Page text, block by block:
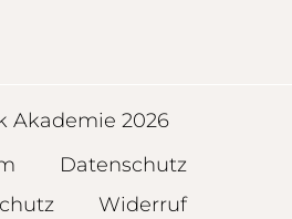
Akademie 2026
Datenschutz
Widerruf